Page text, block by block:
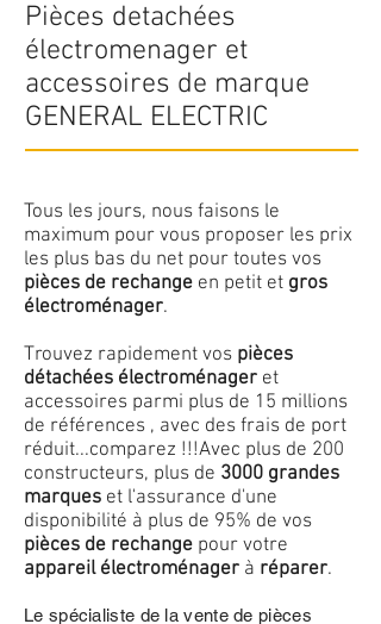
Pièces detachées
électromenager et
accessoires de marque
GENERAL ELECTRIC
Tous les jours, nous faisons le
maximum pour vous proposer les prix
les plus bas du net pour toutes vos
pièces de rechange en petit et gros
électroménager.
Trouvez rapidement vos pièces
détachées électroménager et
accessoires parmi plus de 15 millions
de références , avec des frais de port
réduit...comparez !!!Avec plus de 200
constructeurs, plus de 3000 grandes
marques et l'assurance d'une
disponibilité à plus de 95% de vos
pièces de rechange pour votre
appareil électroménager à réparer.
Le spécialiste de la vente de pièces